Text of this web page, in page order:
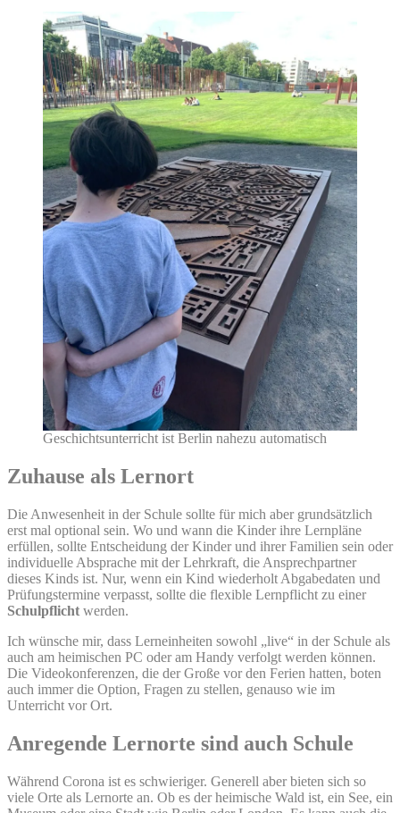
Geschichtsunterricht ist Berlin nahezu automatisch
Zuhause als Lernort
Die Anwesenheit in der Schule sollte für mich aber grundsätzlich
erst mal optional sein. Wo und wann die Kinder ihre Lernpläne
erfüllen, sollte Entscheidung der Kinder und ihrer Familien sein oder
individuelle Absprache mit der Lehrkraft, die Ansprechpartner
dieses Kinds ist. Nur, wenn ein Kind wiederholt Abgabedaten und
Prüfungstermine verpasst, sollte die flexible Lernpflicht zu einer
Schulpflicht werden.
Ich wünsche mir, dass Lerneinheiten sowohl „live“ in der Schule als
auch am heimischen PC oder am Handy verfolgt werden können.
Die Videokonferenzen, die der Große vor den Ferien hatten, boten
auch immer die Option, Fragen zu stellen, genauso wie im
Unterricht vor Ort.
Anregende Lernorte sind auch Schule
Während Corona ist es schwieriger. Generell aber bieten sich so
viele Orte als Lernorte an. Ob es der heimische Wald ist, ein See, ein